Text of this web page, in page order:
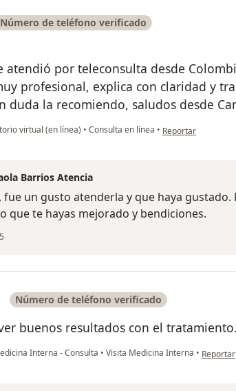
Número de teléfono verificado
atendió por teleconsulta desde
profesional, explica con claridad y
duda la recomiendo, saludos desde
virtual (en línea) • Consulta en línea • en opinión del
Reportar
Barrios Atencia
fue un gusto atenderla y que haya gustado.
que te hayas mejorado y bendiciones.
Número de teléfono verificado
buenos resultados con el
Interna - Consulta • Visita Medicina Interna • en
Reportar